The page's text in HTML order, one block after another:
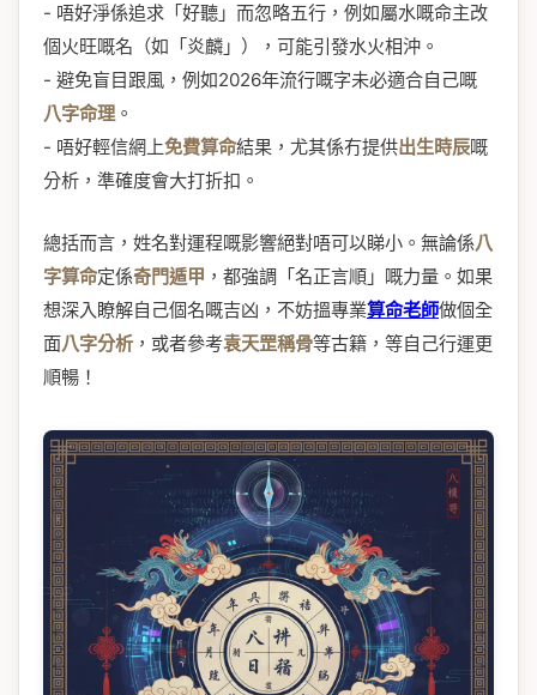
- 唔好淨係追求「好聽」而忽略五行，例如屬水嘅命主改
個火旺嘅名（如「炎麟」），可能引發水火相沖。
- 避免盲目跟風，例如2026年流行嘅字未必適合自己嘅
八字命理。
- 唔好輕信網上免費算命結果，尤其係冇提供出生時辰嘅
分析，準確度會大打折扣。
總括而言，姓名對運程嘅影響絕對唔可以睇小。無論係八
字算命定係奇門遁甲 ，都強調「名正言順」嘅力量。如果
想深入瞭解自己個名嘅吉凶，不妨搵專業算命老師做個全
面八字分析 ，或者參考袁天罡稱骨等古籍，等自己行運更
順暢！